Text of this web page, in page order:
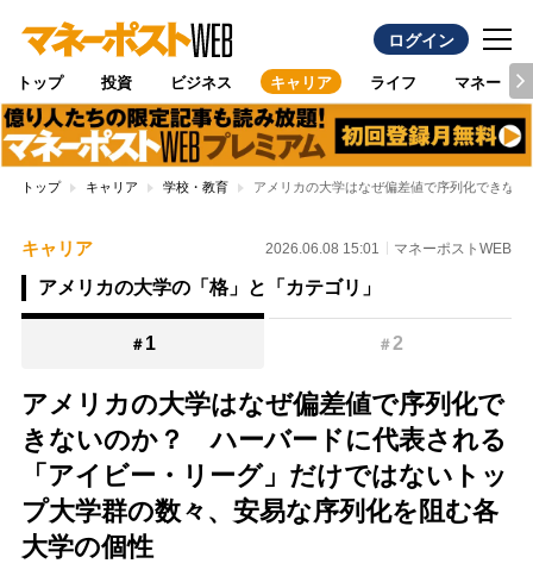
ログイン
トップ 投資 ビジネス キャリア ライフ マネー
トップ キャリア 学校・教育 アメリカの大学はなぜ偏差値で序列化できな
キャリア 2026.06.08 15:01 マネーポストWEB
アメリカの大学の「格」と「カテゴリ」
＃ 1 ＃2
アメリカの大学はなぜ偏差値で序列化で
きないのか？ ハーバードに代表される
「アイビー・リーグ」だけではないトッ
プ大学群の数々、安易な序列化を阻む各
大学の個性